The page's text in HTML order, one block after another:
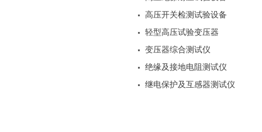
高压开关检测试验设备
轻型高压试验变压器
变压器综合测试仪
绝缘及接地电阻测试仪
继电保护及互感器测试仪